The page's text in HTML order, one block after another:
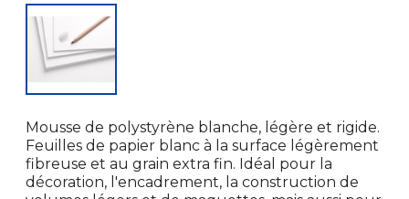
Mousse de polystyrène blanche, légère et rigide.
Feuilles de papier blanc à la surface légèrement
fibreuse et au grain extra fin. Idéal pour la
décoration, l'encadrement, la construction de